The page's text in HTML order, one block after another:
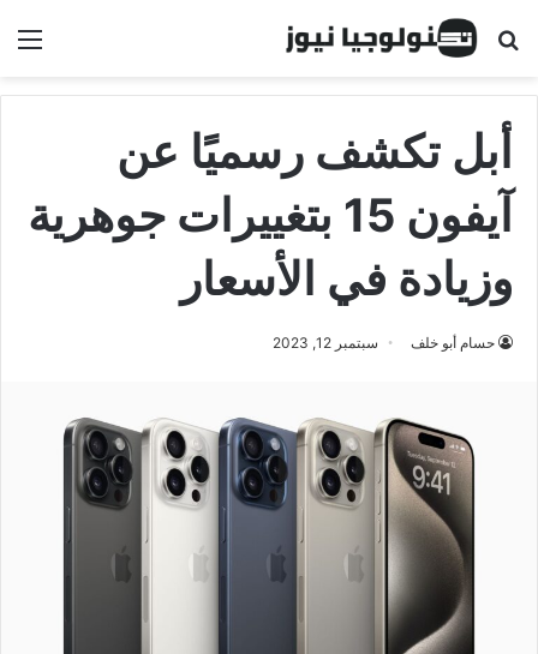
البحث عن
أبل تكشف رسميًا عن
آيفون 15 بتغييرات جوهرية
وزيادة في الأسعار
حسام أبو خلف سبتمبر 12, 2023